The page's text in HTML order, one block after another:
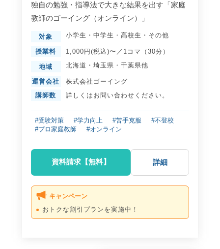
独自の勉強・指導法で大きな結果を出す「家庭
教師のゴーイング（オンライン）」
対象 小学生 ・ 中学生 ・ 高校生 ・ その他
授業料 1,000円(税込)〜／1コマ（30分）
地域 北海道 ・ 埼玉県 ・ 千葉県他
運営会社
株式会社ゴーイング
講師数
詳しくはお問い合わせください。
#受験対策 #学力向上 #苦手克服
#不登校
#プロ家庭教師
#オンライン
資料請求【無料】 詳細
キャンペーン
おトクな割引プランを実施中！